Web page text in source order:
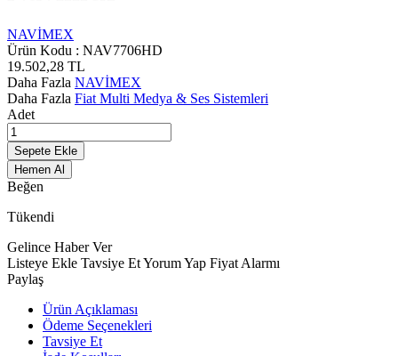
NAVİMEX
Ürün Kodu : NAV7706HD
19.502,28 TL
Daha Fazla NAVİMEX
Daha Fazla Fiat Multi Medya & Ses Sistemleri
Adet
Sepete Ekle
Hemen Al
Beğen
Tükendi
Gelince Haber Ver
Listeye Ekle Tavsiye EtYorum Yap Fiyat Alarmı
Paylaş
Ürün Açıklaması
Ödeme Seçenekleri
Tavsiye Et